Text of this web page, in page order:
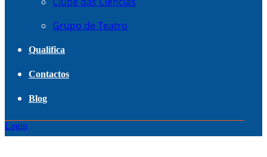
Grupo de Teatro
Qualifica
Contactos
Blog
Login